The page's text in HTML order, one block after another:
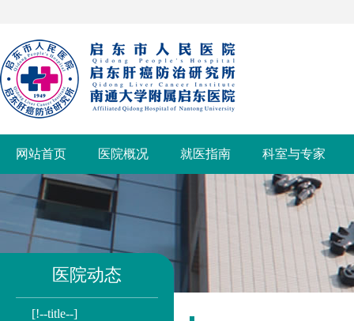
网站首页 医院概况 就医指南 科室与专家
医院动态
[!--title--]